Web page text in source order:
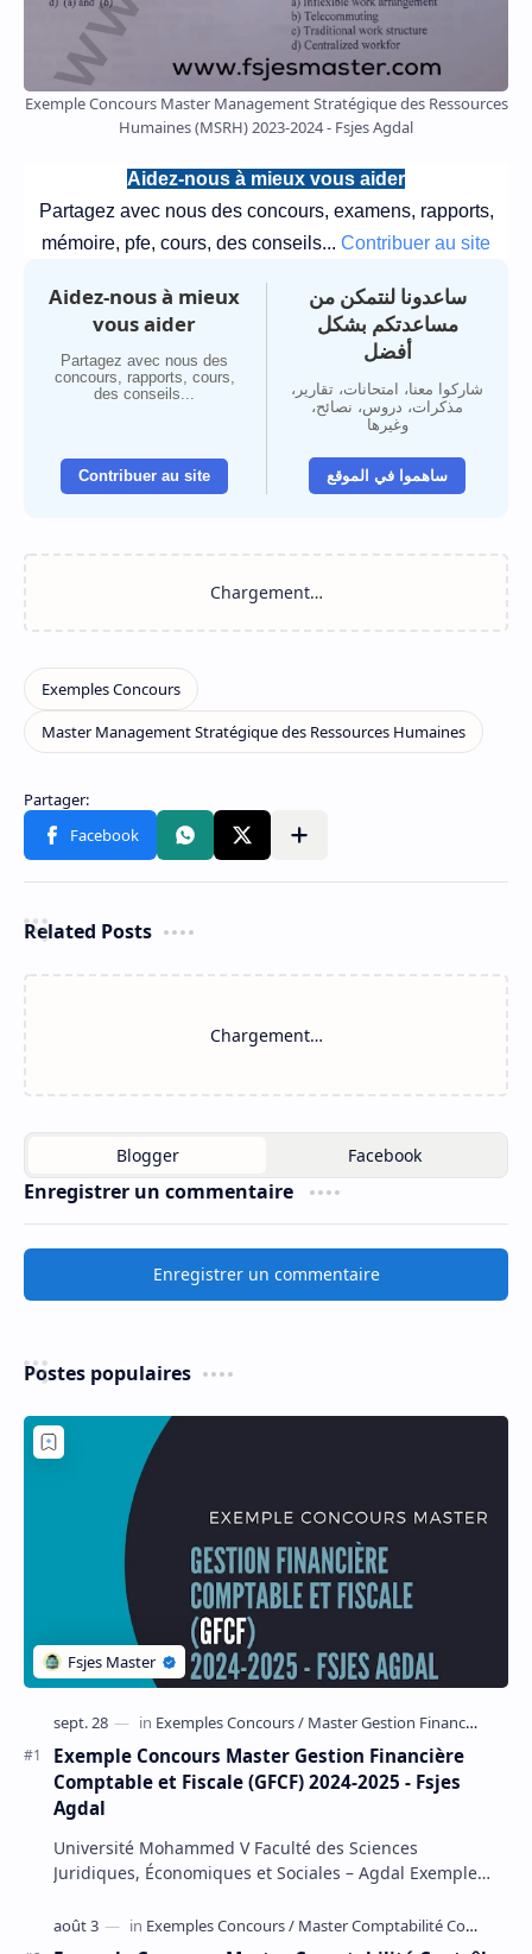
Exemple Concours Master Management Stratégique des Ressources
Humaines (MSRH) 2023-2024 - Fsjes Agdal
Aidez-nous à mieux vous aider
Partagez avec nous des concours, examens, rapports,
mémoire, pfe, cours, des conseils... Contribuer au site
Aidez-nous à mieux
vous aider
Partagez avec nous des
concours, rapports, cours,
des conseils...
Contribuer au site
ساعدونا لنتمكن من
مساعدتكم بشكل
أفضل
شاركوا معنا، امتحانات، تقارير،
مذكرات، دروس، نصائح،
وغيرها
ساهموا في الموقع
Related Posts
Chargement…
Enregistrer un commentaire
Enregistrer un commentaire
Postes populaires
Exemple Concours Master Gestion Financière
Comptable et Fiscale (GFCF) 2024-2025 - Fsjes
Agdal
Université Mohammed V Faculté des Sciences
Juridiques, Économiques et Sociales – Agdal Exemple